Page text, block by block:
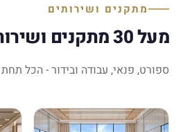
מתקנים ושירותים
מעל 30 מתקנים ושירותים
ספורט, פנאי, עבודה ובידור - הכל